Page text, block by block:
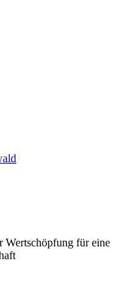
Wertschöpfung für eine